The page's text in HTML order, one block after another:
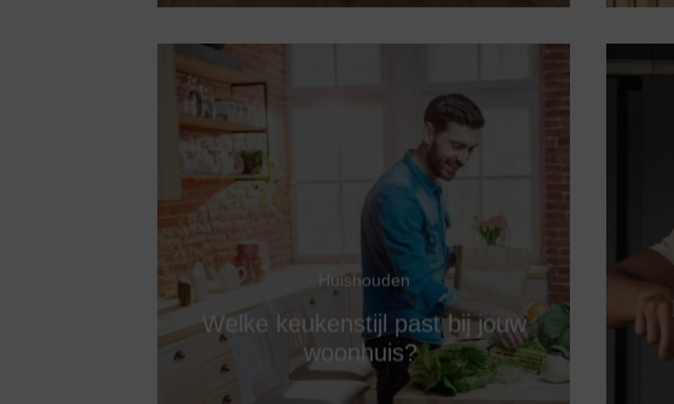
Huishouden
Welke keukenstijl past bij jouw
woonhuis?